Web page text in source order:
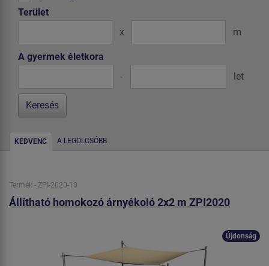
Terület
x
m
A gyermek életkora
-
let
KEDVENC A LEGOLCSÓBB
Termék - ZPI-2020-10
Állítható homokozó árnyékoló 2x2 m ZPI2020
Újdonság